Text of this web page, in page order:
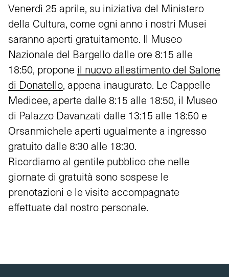
Venerdì 25 aprile, su iniziativa del Ministero
della Cultura, come ogni anno i nostri Musei
saranno aperti gratuitamente. Il Museo
Nazionale del Bargello dalle ore 8:15 alle
18:50, propone il nuovo allestimento del Salone
di Donatello, appena inaugurato. Le Cappelle
Medicee, aperte dalle 8:15 alle 18:50, il Museo
di Palazzo Davanzati dalle 13:15 alle 18:50 e
Orsanmichele aperti ugualmente a ingresso
gratuito dalle 8:30 alle 18:30.
Ricordiamo al gentile pubblico che nelle
giornate di gratuità sono sospese le
prenotazioni e le visite accompagnate
effettuate dal nostro personale.